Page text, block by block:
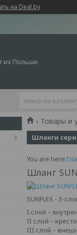
на Deal.by
из Польши
Товары и
Шланги
You are here:
Шланг
SUNFLEX - 3-
I слой –
II слой –
III слой –